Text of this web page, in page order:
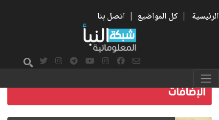
الرئيسية | كل المواضيع | اتصل بنا